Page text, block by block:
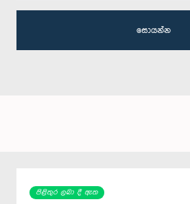
සොයන්න
පිළිතුර ලබා දී ඇත